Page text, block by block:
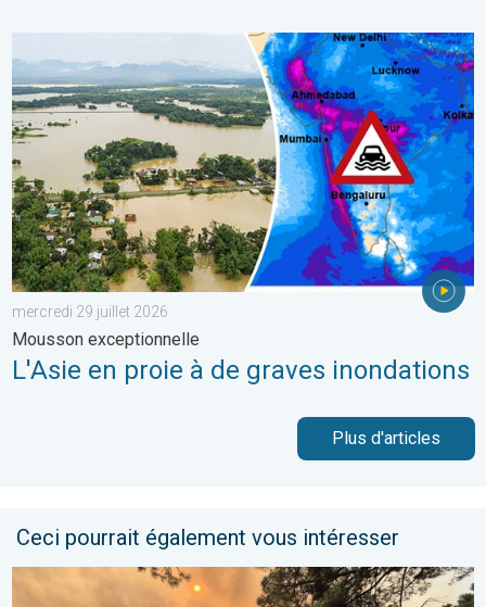
L'Asie en proie à de graves inondations. Mousson
mercredi 29 juillet 2026
Mousson exceptionnelle
L'Asie en proie à de graves inondations
Plus d'articles
Ceci pourrait également vous intéresser
France : incendies monstres et canicule. 116.000 ha